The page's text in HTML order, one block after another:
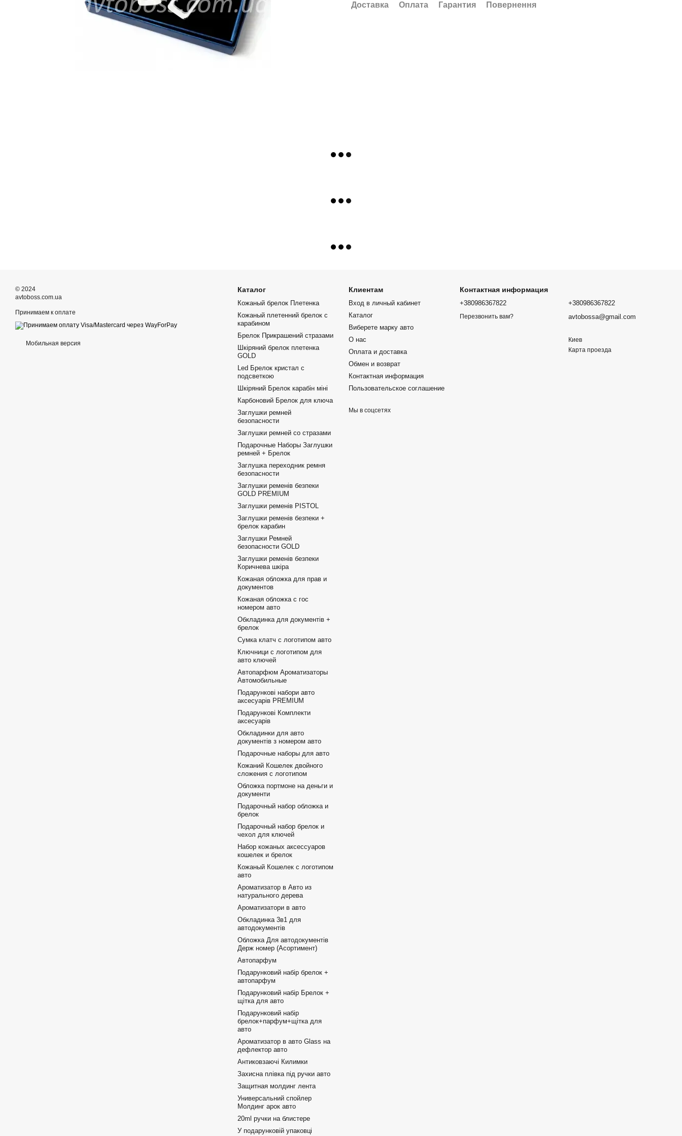
Доставка
Оплата Гарантия Повернення
© 2024
avtoboss.com.ua
Принимаем к оплате
Мобильная версия
Каталог
Кожаный брелок Плетенка
Кожаный плетенний брелок с
карабином
Брелок Прикрашений стразами
Шкіряний брелок плетенка
GOLD
Led Брелок кристал с
подсветкою
Шкіряний Брелок карабін міні
Карбоновий Брелок для ключа
Заглушки ремней
безопасности
Заглушки ремней со стразами
Подарочные Наборы Заглушки
ремней + Брелок
Заглушка переходник ремня
безопасности
Заглушки ременів безпеки
GOLD PREMIUM
Заглушки ременів PISTOL
Заглушки ременів безпеки +
брелок карабин
Заглушки Ремней
безопасности GOLD
Заглушки ременів безпеки
Коричнева шкіра
Кожаная обложка для прав и
документов
Кожаная обложка с гос
номером авто
Обкладинка для документів +
брелок
Сумка клатч с логотипом авто
Ключници с логотипом для
авто ключей
Автопарфюм Ароматизаторы
Автомобильные
Подарункові набори авто
аксесуарів PREMIUM
Подарункові Комплекти
аксесуарів
Обкладинки для авто
документів з номером авто
Подарочные наборы для авто
Кожаний Кошелек двойного
сложения с логотипом
Обложка портмоне на деньги и
документи
Подарочный набор обложка и
брелок
Подарочный набор брелок и
чехол для ключей
Набор кожаных аксессуаров
кошелек и брелок
Кожаный Кошелек с логотипом
авто
Ароматизатор в Авто из
натурального дерева
Ароматизатори в авто
Обкладинка 3в1 для
автодокументів
Обложка Для автодокументів
Держ номер (Асортимент)
Автопарфум
Подарунковий набір брелок +
автопарфум
Подарунковий набір Брелок +
щітка для авто
Подарунковий набір
брелок+парфум+щітка для
авто
Ароматизатор в авто Glass на
дефлектор авто
Антиковзаючі Килимки
Захисна плівка під ручки авто
Защитная молдинг лента
Универсальний спойлер
Молдинг арок авто
20ml ручки на блистере
У подарунковій упаковці
Клиентам
Вход в личный кабинет
Каталог
Виберете марку авто
О нас
Оплата и доставка
Обмен и возврат
Контактная информация
Пользовательское соглашение
Мы в соцсетях
Контактная информация
+380986367822
Перезвонить вам?
+380986367822
avtobossa@gmail.com
Киев
Карта проезда